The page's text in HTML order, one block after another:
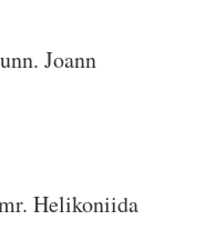
Joann
Helikoniida